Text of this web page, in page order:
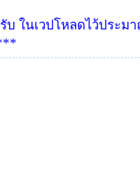
บ ในเวปโหลดไว้ประ